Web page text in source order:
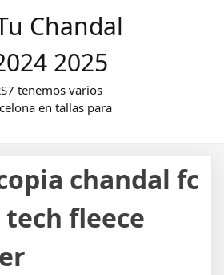
Chandal
2025
tenemos varios
en tallas para
chandal fc
fleece